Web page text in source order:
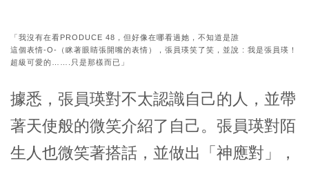
「我沒有在看PRODUCE 48，但好像在哪看過她，不知道是誰
這個表情-O-（眯著眼睛張開嘴的表情），張員瑛笑了笑，並說 : 我是張員瑛 ！
超級可愛的…….只是那樣而已」
據悉，張員瑛對不太認識自己的人，並帶
著天使般的微笑介紹了自己。張員瑛對陌
生人也微笑著搭話，並做出「神應對」，